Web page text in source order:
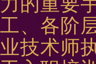
工、各阶
业技术师